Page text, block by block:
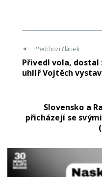
Předchozí článek
Přivedl vola,
uhlíř Vojtěch
Slovensko a
přicházejí se